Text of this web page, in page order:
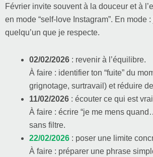
Février invite souvent à la douceur et à
en mode “self-love Instagram”. En mode
quelqu’un que je respecte.
02/02/2026 : revenir à l’équilibre.
À faire : identifier ton “fuite” du
grignotage, surtravail) et réduire
11/02/2026 : écouter ce qui est
À faire : écrire “je me mens
sans filtre.
22/02/2026 : poser une limite
À faire : préparer une phrase